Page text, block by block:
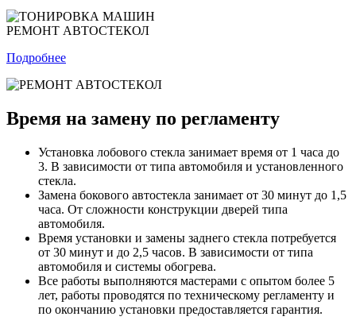
РЕМОНТ АВТОСТЕКОЛ
Подробнее
Время на замену по регламенту
Установка лобового стекла занимает время от 1 часа до
3. В зависимости от типа автомобиля и установленного
стекла.
Замена бокового автостекла занимает от 30 минут до 1,5
часа. От сложности конструкции дверей типа
автомобиля.
Время установки и замены заднего стекла потребуется
от 30 минут и до 2,5 часов. В зависимости от типа
автомобиля и системы обогрева.
Все работы выполняются мастерами с опытом более 5
лет, работы проводятся по техническому регламенту и
по окончанию установки предоставляется гарантия.